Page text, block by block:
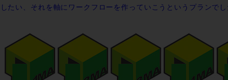
たい、それを軸にワークフローを作っていこうというプランで